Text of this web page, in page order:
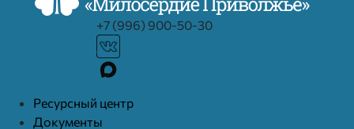
+7 (996) 900-50-30
Ресурcный центр
Документы